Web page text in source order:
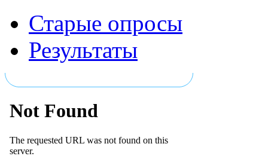
Старые опросы
Результаты